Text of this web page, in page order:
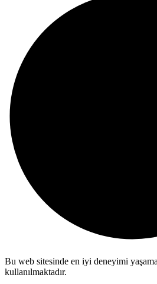
Bu web sitesinde en iyi deneyimi
kullanılmaktadır.